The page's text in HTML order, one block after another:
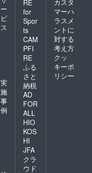
ー
ビ
ス
実
施
事
例
RE
for
Spor
ts
CAM
PFI
RE
ふる
さと
納税
AD
FOR
ALL
HIO
KOS
HI
JFA
クラ
ウド
カスタ
マーハ
ラスメ
ントに
対する
考え方
クッ
キーポ
リシー